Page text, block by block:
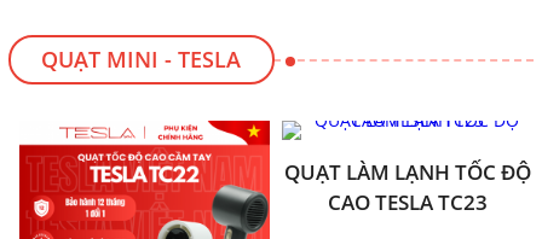
QUẠT MINI - TESLA
QUẠT LÀM LẠNH TỐC ĐỘ
CAO TESLA TC23